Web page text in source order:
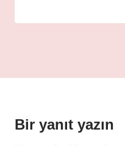
Bir yanıt yazın